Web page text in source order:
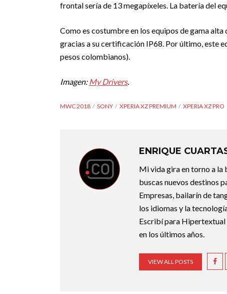
frontal sería de 13 megapíxeles. La batería del
Como es costumbre en los equipos de gama
gracias a su certificación IP68. Por último, este
pesos colombianos).
Imagen:My Drivers.
MWC 2018 SONY XPERIA XZ PREMIUM XPERIA XZ PRO
ENRIQUE
Mi vida gira en torno a la
buscas nuevos destinos
Empresas, bailarín de
los idiomas y la
Escribí para Hipertextual
en los últimos años.
VIEW ALL POSTS